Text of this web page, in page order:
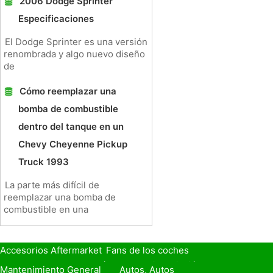
Especificaciones
El Dodge Sprinter es una versión
renombrada y algo nuevo diseño
de
Cómo reemplazar una
bomba de combustible
dentro del tanque en un
Chevy Cheyenne Pickup
Truck 1993
La parte más difícil de
reemplazar una bomba de
combustible en una
Accesorios Aftermarket Fans de los coches
Seguro de Coche
Préstamos y Financiación
Mantenimiento General Autos, Autos